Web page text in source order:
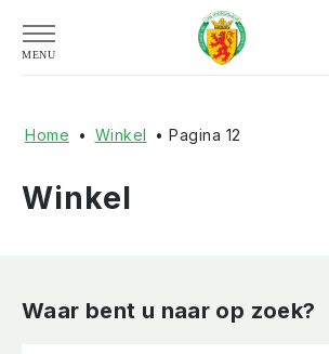
Home • Winkel • Pagina 12
Winkel
Waar bent u naar op zoek?